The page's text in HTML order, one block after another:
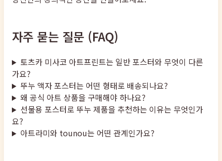
자주 묻는 질문 (FAQ)
토츠카 미사코 아트프린트는 일반 포스터와 무엇이 다른
가요?
뚜누 액자 포스터는 어떤 형태로 배송되나요?
왜 공식 아트 상품을 구매해야 하나요?
선물용 포스터로 뚜누 제품을 추천하는 이유는 무엇인가
요?
아트라미와 tounou는 어떤 관계인가요?